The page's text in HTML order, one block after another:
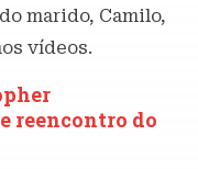
marido, Camilo,
vídeos.
reencontro do